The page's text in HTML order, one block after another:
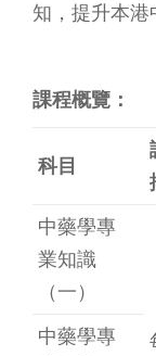
知，提升本
課程概覽：
科目
中藥學專
業知識
（一）
中藥學專